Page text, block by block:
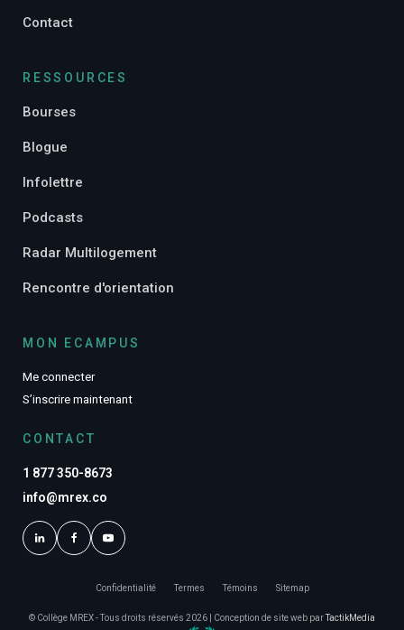
Contact
RESSOURCES
Bourses
Blogue
Infolettre
Podcasts
Radar Multilogement
Rencontre d'orientation
MON ECAMPUS
Me connecter
S’inscrire maintenant
CONTACT
1 877 350-8673
info@mrex.co
© Collège MREX - Tous droits réservés 2026 | Conception de site web parTactikMedia
Confidentialité Termes Témoins Sitemap